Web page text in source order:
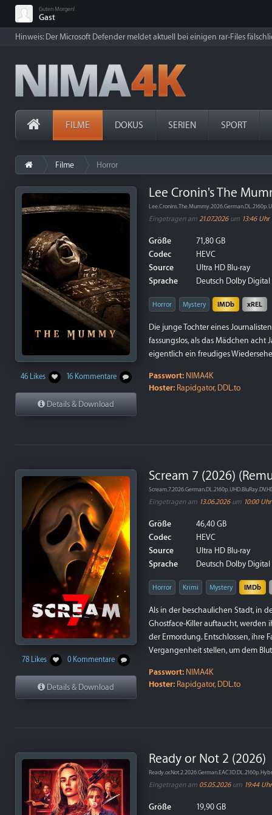
Guten Morgen!
Gast
Hinweis: Der Microsoft Defender meldet aktuell bei einigen rar-Files
FILME DOKUS SERIEN SPORT
Filme Horror
46 Likes 16 Kommentare
Details & Download
Lee Cronin's The
Eingetragen am 21.07.2026um 13:46 Uhr
Größe
71,80 GB
Codec
HEVC
Source
Ultra HD Blu-ray
Sprache
Deutsch Dolby Digital
Horror Mystery IMDb xREL
Die junge Tochter eines
fassungslos, als das Mädchen
eigentlich ein freudiges
Passwort: NIMA4K
Hoster: Rapidgator, DDL.to
78 Likes 0 Kommentare
Details & Download
Scream 7 (2026)
Eingetragen am 13.06.2026um 10:00 Uhr
Größe
46,40 GB
Codec
HEVC
Source
Ultra HD Blu-ray
Sprache
Deutsch Dolby Digital
Horror Krimi Mystery IMDb
Als in der beschaulichen Stadt, in
Ghostface-Killer auftaucht, werden
der Ermordung. Entschlossen, ihre
Vergangenheit stellen, um dem
Passwort: NIMA4K
Hoster: Rapidgator, DDL.to
Ready or Not 2 (2026)
Eingetragen am 05.05.2026um 19:44 Uhr
Größe
19,90 GB